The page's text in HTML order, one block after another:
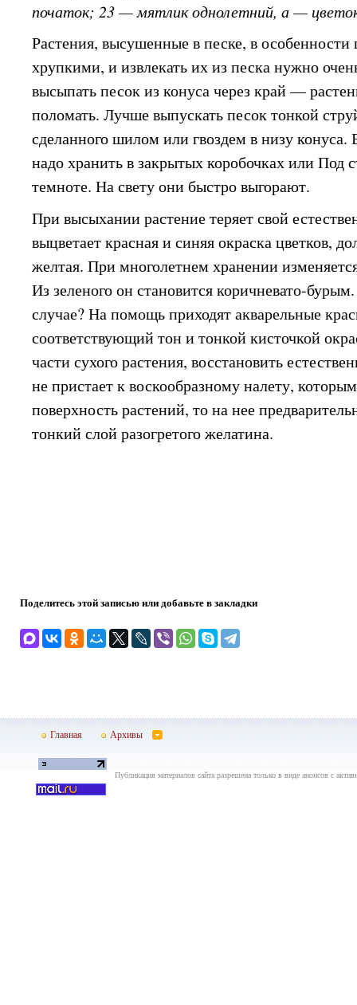
початок; 23 — мятлик однолетний, а —
Растения, высушенные в песке, в особенности
хрупкими, и извлекать их из песка нужно
высыпать песок из конуса через край —
поломать. Лучше выпускать песок тонкой
сделанного шилом или гвоздем в низу
надо хранить в закрытых коробочках или Под
темноте. На свету они быстро выгорают.
При высыхании растение теряет свой
выцветает красная и синяя окраска цветков,
желтая. При многолетнем хранении
Из зеленого он становится коричневато-
случае? На помощь приходят акварельные
соответствующий тон и тонкой кисточкой
части сухого растения, восстановить
не пристает к воскообразному налету,
поверхность растений, то на нее
тонкий слой разогретого желатина.
Поделитесь этой записью или добавьте в закладки
Главная Архивы
Публикация материалов сайта разрешена только в виде анонсов с